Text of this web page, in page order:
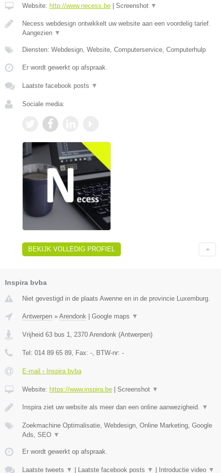
Website: http://www.necess.be Screenshot ▼
Necess webdesign ontwikkelt uw website aan een voordelig tarief.
Aangezien ▼
Diensten: Webdesign, Website, Computerservice, Computerhulp
Er wordt gewerkt op afspraak.
Laatste facebook posts ▼
Sociale media:
BEKIJK VOLLEDIG PROFIEL
Inspira bvba
Niet gevestigd in de plaats Awenne en in de provincie Luxemburg.
Antwerpen » Arendonk Google maps ▼
Vrijheid 63 bus 1, 2370 Arendonk (Antwerpen)
Tel: 014 89 65 89, Fax: -, BTW-nr: -
E-mail › Inspira bvba
Website: https://www.inspira.be Screenshot ▼
Inspira ziet uw website als meer dan een online aanwezigheid. ▼
Zoekmachine Optimalisatie, Webdesign, Online Marketing, Google
Ads, SEO ▼
Er wordt gewerkt op afspraak.
Laatste tweets ▼ Laatste facebook posts ▼ Introductie video ▼